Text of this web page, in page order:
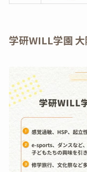
学研WILL学園